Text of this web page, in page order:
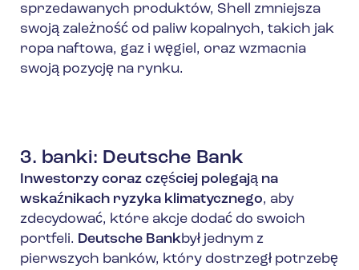
sprzedawanych produktów, Shell zmniejsza
swoją zależność od paliw kopalnych, takich jak
ropa naftowa, gaz i węgiel, oraz wzmacnia
swoją pozycję na rynku.
3. banki: Deutsche Bank
Inwestorzy coraz częściej polegają na
wskaźnikach ryzyka klimatycznego, aby
zdecydować, które akcje dodać do swoich
portfeli. Deutsche Bankbył jednym z
pierwszych banków, który dostrzegł potrzebę